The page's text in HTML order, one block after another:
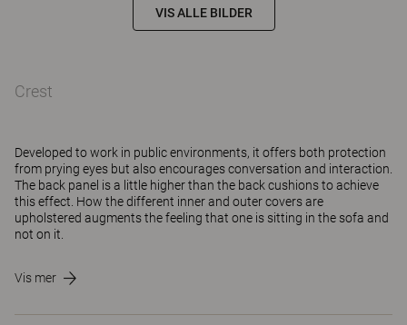
VIS ALLE BILDER
Crest
Developed to work in public environments, it offers both protection
from prying eyes but also encourages conversation and interaction.
The back panel is a little higher than the back cushions to achieve
this effect. How the different inner and outer covers are
upholstered augments the feeling that one is sitting in the sofa and
not on it.
Vis mer